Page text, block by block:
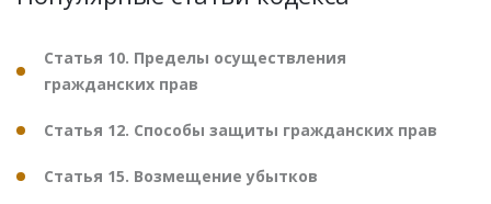
Статья 10. Пределы осуществления
гражданских прав
Статья 12. Способы защиты гражданских прав
Статья 15. Возмещение убытков